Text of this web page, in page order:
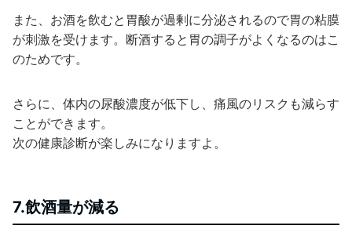
また、お酒を飲むと胃酸が過剰に分泌されるので胃の粘膜
が刺激を受けます。断酒すると胃の調子がよくなるのはこ
のためです。
さらに、体内の尿酸濃度が低下し、痛風のリスクも減らす
ことができます。
次の健康診断が楽しみになりますよ。
7.飲酒量が減る